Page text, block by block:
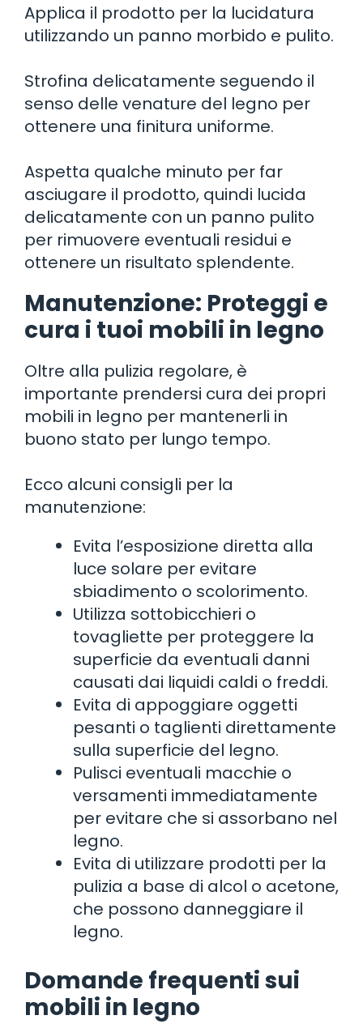
Applica il prodotto per la lucidatura
utilizzando un panno morbido e pulito.
Strofina delicatamente seguendo il
senso delle venature del legno per
ottenere una finitura uniforme.
Aspetta qualche minuto per far
asciugare il prodotto, quindi lucida
delicatamente con un panno pulito
per rimuovere eventuali residui e
ottenere un risultato splendente.
Manutenzione: Proteggi e
cura i tuoi mobili in legno
Oltre alla pulizia regolare, è
importante prendersi cura dei propri
mobili in legno per mantenerli in
buono stato per lungo tempo.
Ecco alcuni consigli per la
manutenzione:
Evita l’esposizione diretta alla
luce solare per evitare
sbiadimento o scolorimento.
Utilizza sottobicchieri o
tovagliette per proteggere la
superficie da eventuali danni
causati dai liquidi caldi o freddi.
Evita di appoggiare oggetti
pesanti o taglienti direttamente
sulla superficie del legno.
Pulisci eventuali macchie o
versamenti immediatamente
per evitare che si assorbano nel
legno.
Evita di utilizzare prodotti per la
pulizia a base di alcol o acetone,
che possono danneggiare il
legno.
Domande frequenti sui
mobili in legno